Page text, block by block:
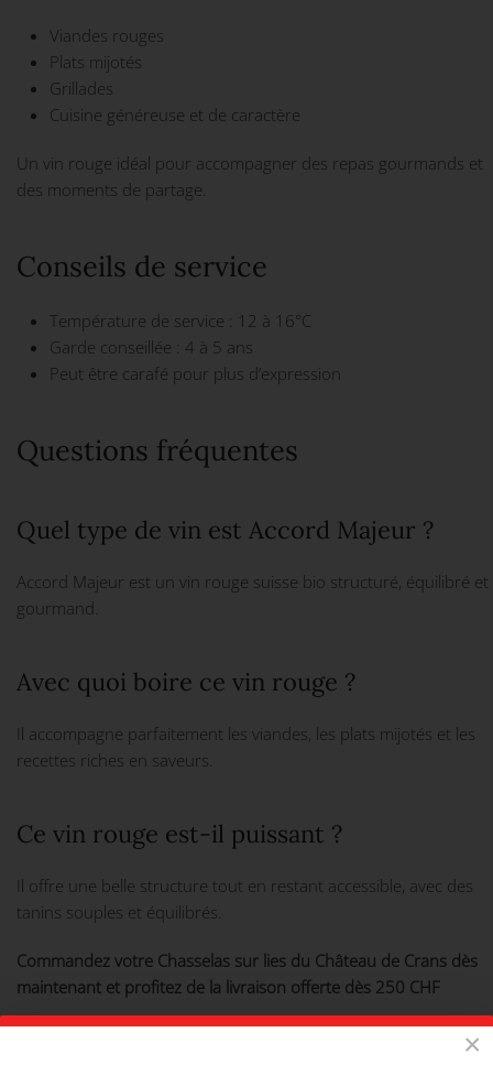
Viandes rouges
Plats mijotés
Grillades
Cuisine généreuse et de caractère
Un vin rouge idéal pour accompagner des repas gourmands et
des moments de partage.
Conseils de service
Température de service : 12 à 16°C
Garde conseillée : 4 à 5 ans
Peut être carafé pour plus d’expression
Questions fréquentes
Quel type de vin est Accord Majeur ?
Accord Majeur est un vin rouge suisse bio structuré, équilibré et
gourmand.
Avec quoi boire ce vin rouge ?
Il accompagne parfaitement les viandes, les plats mijotés et les
recettes riches en saveurs.
Ce vin rouge est-il puissant ?
Il offre une belle structure tout en restant accessible, avec des
tanins souples et équilibrés.
Commandez votre Chasselas sur lies du Château de Crans dès
maintenant et profitez de la livraison offerte dès 250 CHF
×